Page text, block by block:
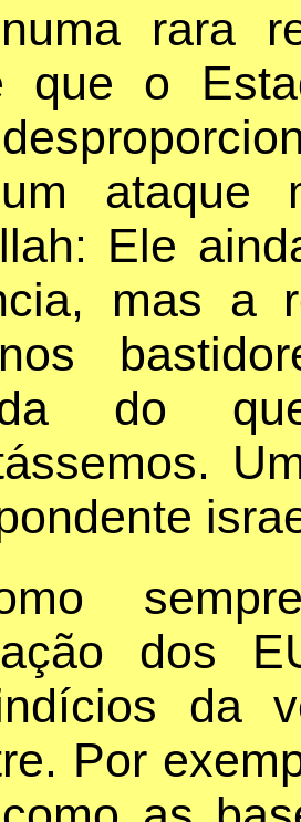
rara
que o
ataque
Ele
mas a
do
dos
da
Por